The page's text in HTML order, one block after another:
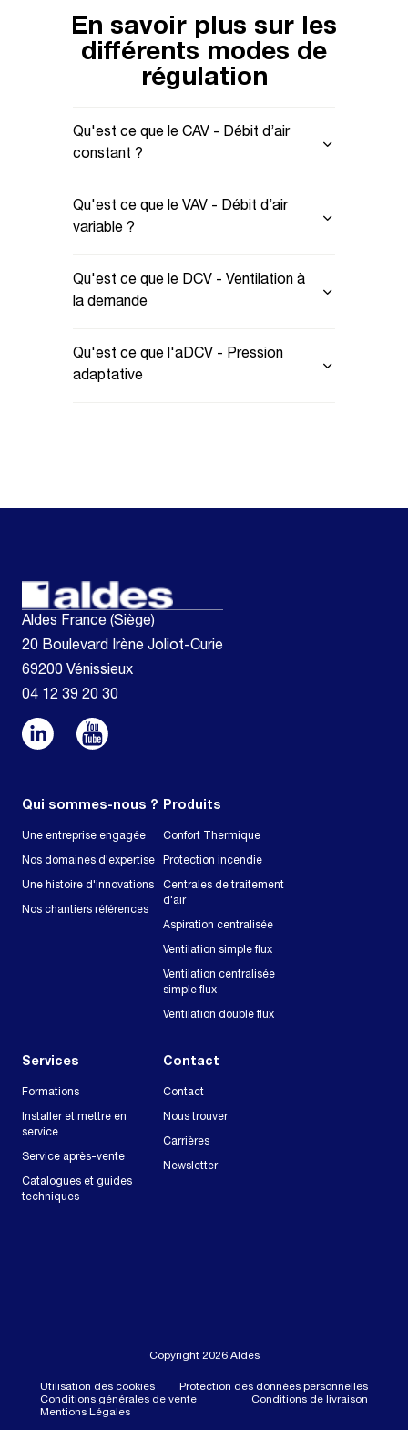
En savoir plus sur les
différents modes de
régulation
Qu'est ce que le CAV - Débit d’air
constant ?
Qu'est ce que le VAV - Débit d’air
variable ?
Qu'est ce que le DCV - Ventilation à
la demande
Qu'est ce que l'aDCV - Pression
adaptative
Aldes France (Siège)
20 Boulevard Irène Joliot-Curie
69200 Vénissieux
04 12 39 20 30
Qui sommes-nous ?
Une entreprise engagée
Nos domaines d'expertise
Une histoire d'innovations
Nos chantiers références
Produits
Confort Thermique
Protection incendie
Centrales de traitement
d'air
Aspiration centralisée
Ventilation simple flux
Ventilation centralisée
simple flux
Ventilation double flux
Services
Formations
Installer et mettre en
service
Service après-vente
Catalogues et guides
techniques
Contact
Contact
Nous trouver
Carrières
Newsletter
Copyright 2026 Aldes
Utilisation des cookies
Protection des données personnelles
Conditions générales de vente
Conditions de livraison
Mentions Légales